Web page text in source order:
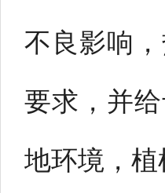
不良影响
要求，并
地环境，